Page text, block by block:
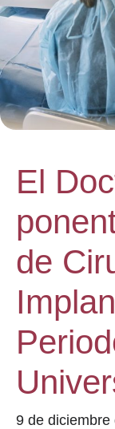
El
de
9 de diciembre